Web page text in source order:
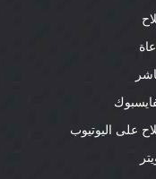
على اليوتيوب